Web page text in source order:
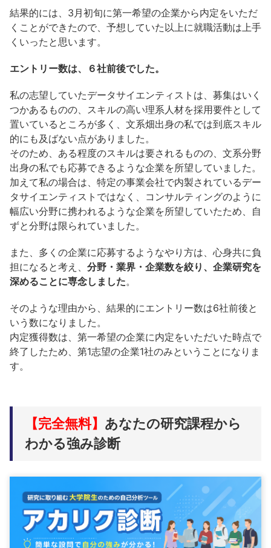
結果的には、3月初旬に第一希望の企業から内定をいただ
くことができたので、予想していた以上に就職活動は上手
くいったと思います。
エントリー数は、６社前後でした。
私の志望していたデータサイエンティストは、募集はいく
つかあるものの、スキルの高い理系人材を採用要件として
置いているところが多く、文系畑出身の私では到底スキル
的にも及ばない点がありました。
そのため、ある程度のスキルは要されるものの、文系分野
出身の私でも応募できるような企業を所望していました。
加えて私の場合は、特定の事業会社で内製されているデー
タサイエンティストではなく、コンサルティングのように
幅広い分野に携われるような企業を所望していたため、自
ずと分野は限られていました。
また、多くの企業に応募するようなやり方は、心身共に負
担になると考え、 分野・業界・企業数を絞り、企業研究を
深めることに専念しました。
そのような理由から、結果的にエントリー数は6社前後と
いう数になりました。
内定獲得数は、第一希望の企業に内定をいただいた時点で
終了したため、第1志望の企業1社のみということになりま
す。
【完全無料】 あなたの研究課程から
わかる強み診断